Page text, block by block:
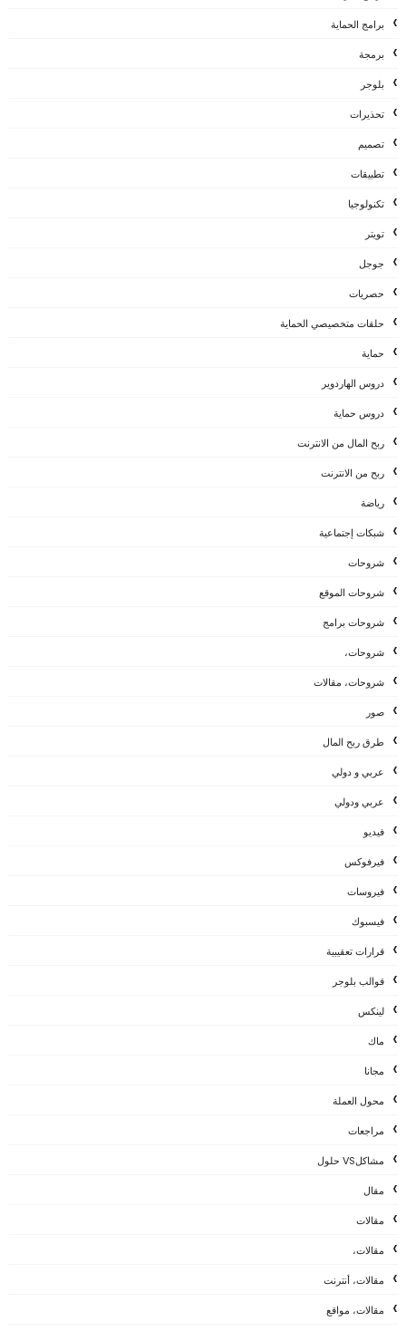
برامج الحماية
برمجة
بلوجر
تحذيرات
تصميم
تطبيقات
تكنولوجيا
تويتر
جوجل
حصريات
حلقات متخصيصي الحماية
حماية
دروس الهاردوير
دروس حماية
ربح المال من الانترنت
ربح من الانترنت
رياضة
شبكات إجتماعية
شروحات
شروحات الموقع
شروحات برامج
شروحات،
شروحات، مقالات
صور
طرق ربح المال
عربي و دولي
عربي ودولي
فيديو
فيرفوكس
فيروسات
فيسبوك
قرارات تعقيبية
قوالب بلوجر
لينكس
ماك
مجانا
محول العملة
مراجعات
مشاكلVS حلول
مقال
مقالات
مقالات،
مقالات، أنترنت
مقالات، مواقع